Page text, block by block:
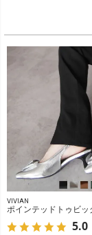
VIVIAN
5.0